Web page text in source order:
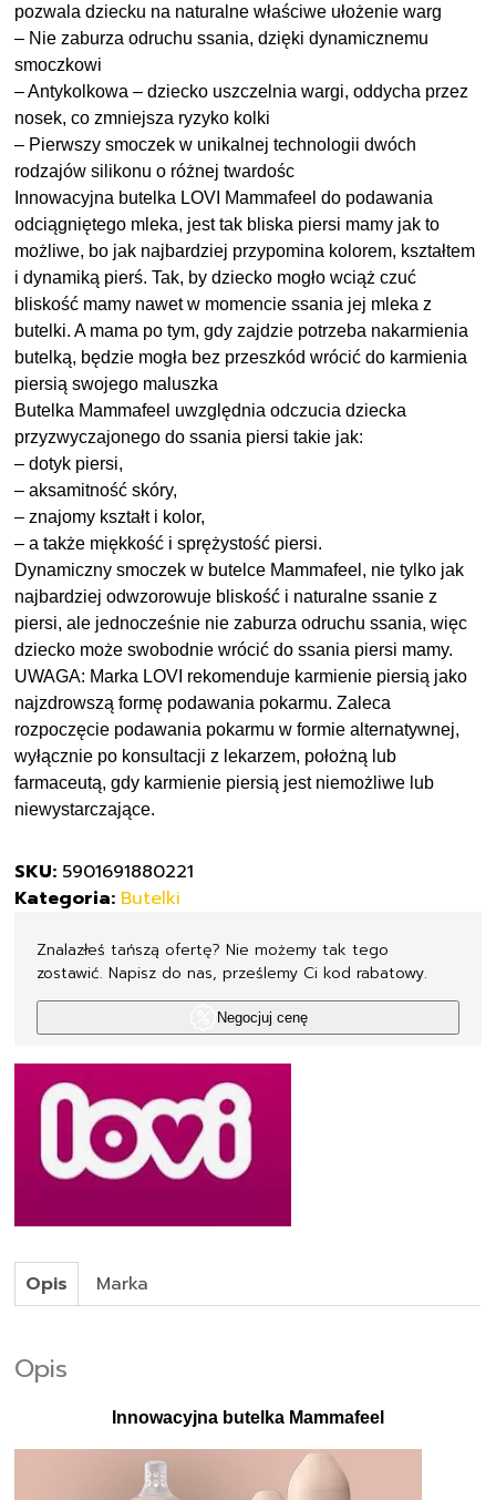
pozwala dziecku na naturalne właściwe ułożenie warg
– Nie zaburza odruchu ssania, dzięki dynamicznemu
smoczkowi
– Antykolkowa – dziecko uszczelnia wargi, oddycha przez
nosek, co zmniejsza ryzyko kolki
– Pierwszy smoczek w unikalnej technologii dwóch
rodzajów silikonu o różnej twardośc
Innowacyjna butelka LOVI Mammafeel do podawania
odciągniętego mleka, jest tak bliska piersi mamy jak to
możliwe, bo jak najbardziej przypomina kolorem, kształtem
i dynamiką pierś. Tak, by dziecko mogło wciąż czuć
bliskość mamy nawet w momencie ssania jej mleka z
butelki. A mama po tym, gdy zajdzie potrzeba nakarmienia
butelką, będzie mogła bez przeszkód wrócić do karmienia
piersią swojego maluszka
Butelka Mammafeel uwzględnia odczucia dziecka
przyzwyczajonego do ssania piersi takie jak:
– dotyk piersi,
– aksamitność skóry,
– znajomy kształt i kolor,
– a także miękkość i sprężystość piersi.
Dynamiczny smoczek w butelce Mammafeel, nie tylko jak
najbardziej odwzorowuje bliskość i naturalne ssanie z
piersi, ale jednocześnie nie zaburza odruchu ssania, więc
dziecko może swobodnie wrócić do ssania piersi mamy.
UWAGA: Marka LOVI rekomenduje karmienie piersią jako
najzdrowszą formę podawania pokarmu. Zaleca
rozpoczęcie podawania pokarmu w formie alternatywnej,
wyłącznie po konsultacji z lekarzem, położną lub
farmaceutą, gdy karmienie piersią jest niemożliwe lub
niewystarczające.
SKU: 5901691880221
Kategoria: Butelki
Znalazłeś tańszą ofertę? Nie możemy tak tego
zostawić. Napisz do nas, prześlemy Ci kod rabatowy.
Negocjuj cenę
Opis Marka
Opis
Innowacyjna butelka Mammafeel